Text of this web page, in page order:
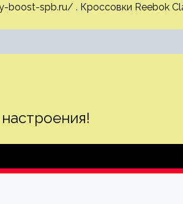
boost-spb.ru/ . Кроссовки Reebok